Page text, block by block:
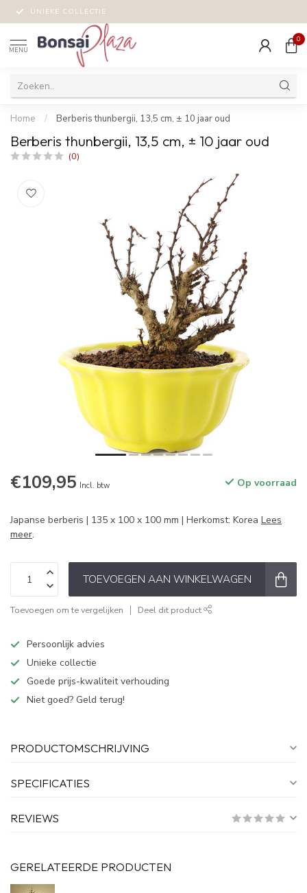
UNIEKE COLLECTIE
MENU
0
Home / Berberis thunbergii, 13,5 cm, ± 10 jaar oud
Berberis thunbergii, 13,5 cm, ± 10 jaar oud
(0)
€109,95 Incl. btw Op voorraad
Japanse berberis | 135 x 100 x 100 mm | Herkomst: Korea Lees
meer.
TOEVOEGEN AAN WINKELWAGEN
Toevoegen om te vergelijken Deel dit product
Persoonlijk advies
Unieke collectie
Goede prijs-kwaliteit verhouding
Niet goed? Geld terug!
PRODUCTOMSCHRIJVING
SPECIFICATIES
REVIEWS
GERELATEERDE PRODUCTEN